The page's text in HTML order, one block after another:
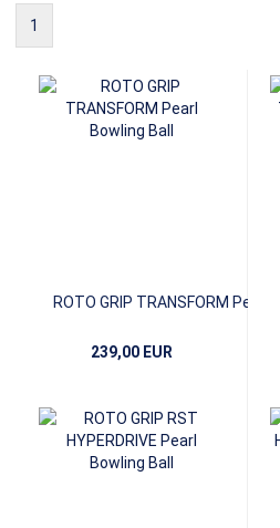
1
ROTO GRIP TRANSFORM Pearl
239,00 EUR